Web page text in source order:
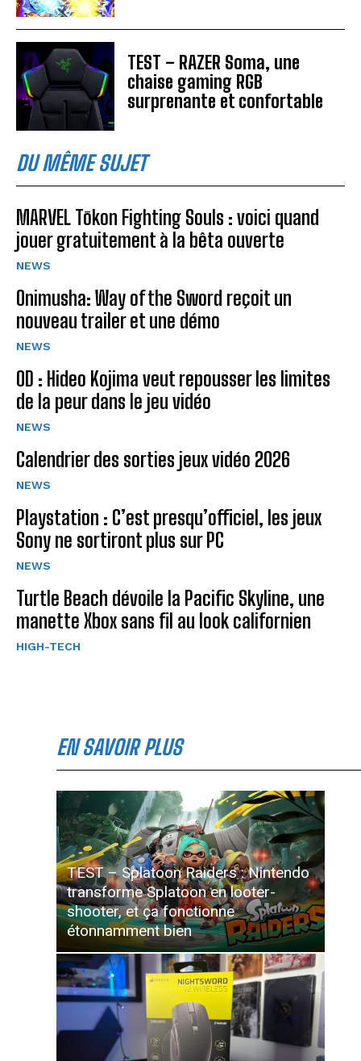
TEST – RAZER Soma, une
chaise gaming RGB
surprenante et confortable
DU MÊME SUJET
MARVEL Tōkon Fighting Souls : voici quand
jouer gratuitement à la bêta ouverte
NEWS
Onimusha: Way of the Sword reçoit un
nouveau trailer et une démo
NEWS
OD : Hideo Kojima veut repousser les limites
de la peur dans le jeu vidéo
NEWS
Calendrier des sorties jeux vidéo 2026
NEWS
Playstation : C’est presqu’officiel, les jeux
Sony ne sortiront plus sur PC
NEWS
Turtle Beach dévoile la Pacific Skyline, une
manette Xbox sans fil au look californien
HIGH-TECH
EN SAVOIR PLUS
TEST – Splatoon Raiders : Nintendo
transforme Splatoon en looter-
shooter, et ça fonctionne
étonnamment bien